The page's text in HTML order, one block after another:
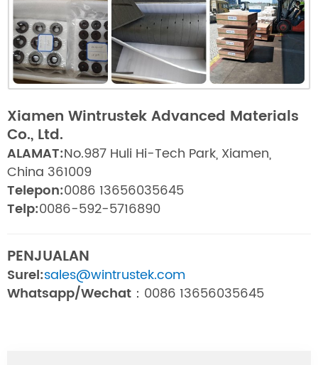
Xiamen Wintrustek Advanced Materials
Co., Ltd.
ALAMAT:No.987 Huli Hi-Tech Park, Xiamen,
China 361009
Telepon:0086 13656035645
Telp:0086-592-5716890
PENJUALAN
Surel:sales@wintrustek.com
Whatsapp/Wechat： 0086 13656035645